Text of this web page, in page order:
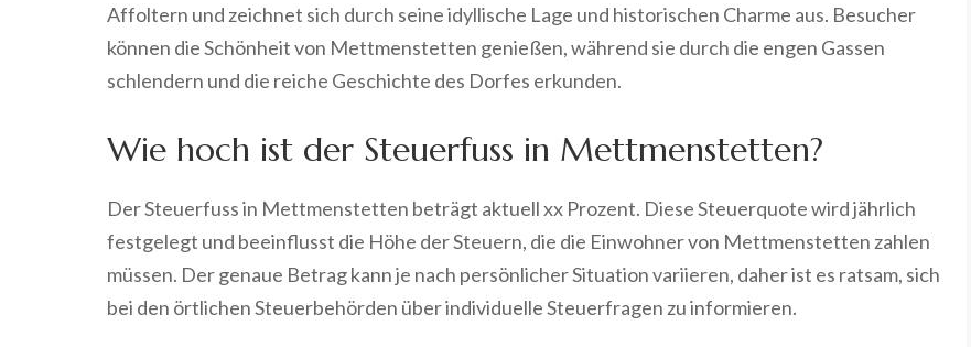
Affoltern und zeichnet sich durch seine idyllische Lage und historischen Charme aus. Besucher
können die Schönheit von Mettmenstetten genießen, während sie durch die engen Gassen
schlendern und die reiche Geschichte des Dorfes erkunden.
Wie hoch ist der Steuerfuss in Mettmenstetten?
Der Steuerfuss in Mettmenstetten beträgt aktuell xx Prozent. Diese Steuerquote wird jährlich
festgelegt und beeinflusst die Höhe der Steuern, die die Einwohner von Mettmenstetten zahlen
müssen. Der genaue Betrag kann je nach persönlicher Situation variieren, daher ist es ratsam, sich
bei den örtlichen Steuerbehörden über individuelle Steuerfragen zu informieren.